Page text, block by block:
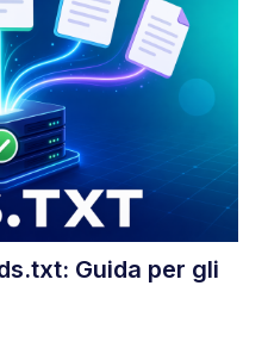
Guida per gli